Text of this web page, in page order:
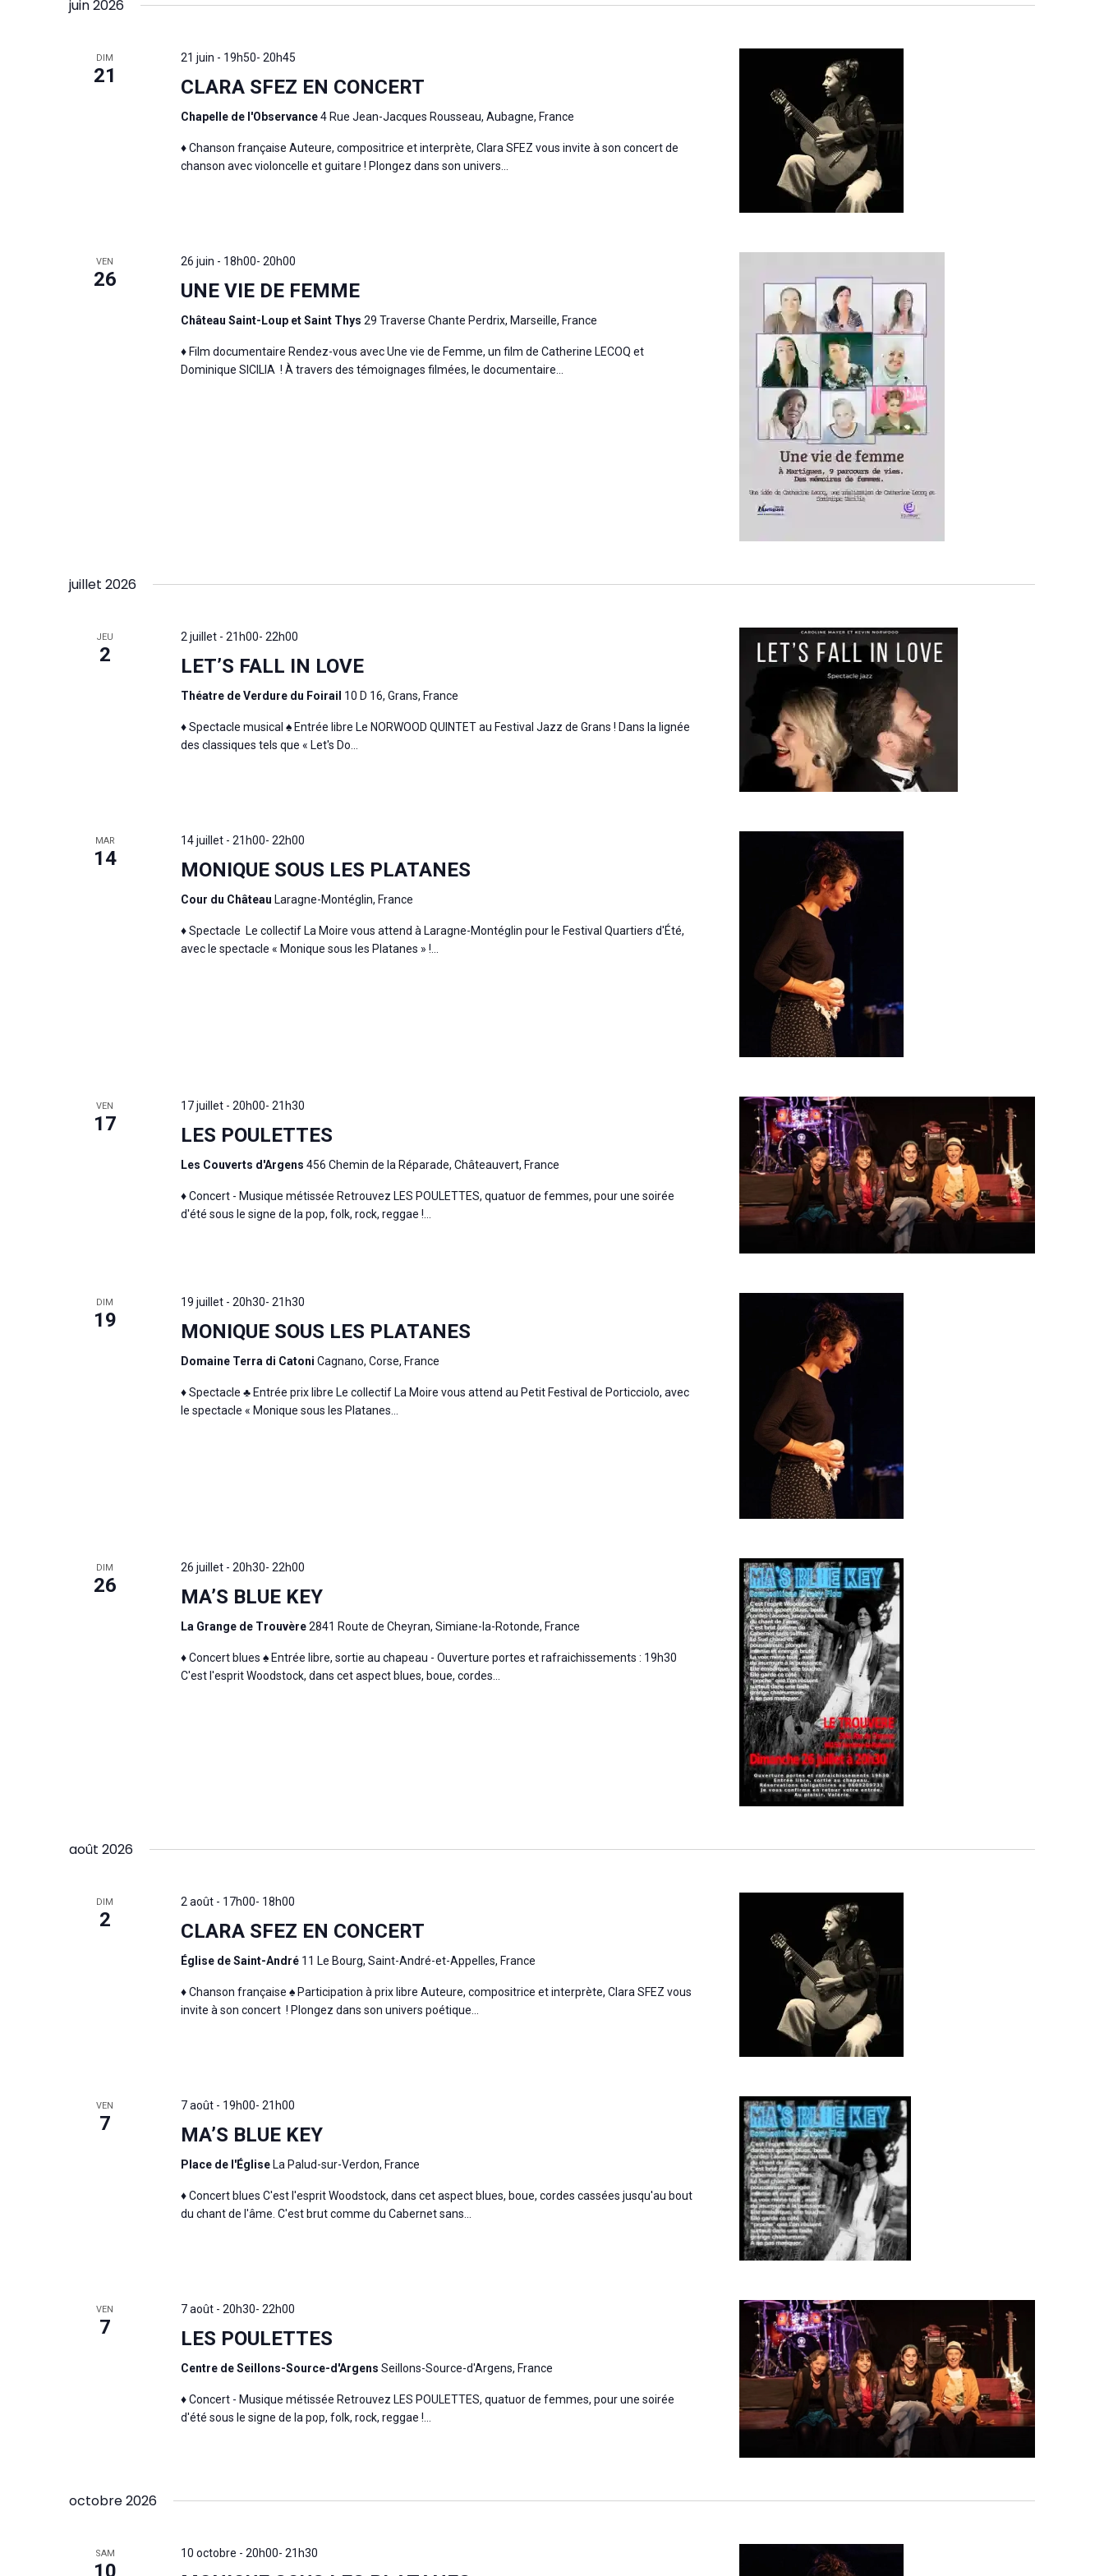
vues
Évènements
par
une
juin 2026
DIM
21
21 juin - 19h50- 20h45
CLARA SFEZ EN CONCERT
Chapelle de l'Observance4 Rue Jean-Jacques Rousseau, Aubagne, France
♦ Chanson française Auteure, compositrice et interprète, Clara SFEZ vous invite à son concert de
chanson avec violoncelle et guitare ! Plongez dans son univers...
VEN
26
26 juin - 18h00- 20h00
UNE VIE DE FEMME
Château Saint-Loup et Saint Thys 29 Traverse Chante Perdrix, Marseille, France
♦ Film documentaire Rendez-vous avec Une vie de Femme, un film de Catherine LECOQ et
Dominique SICILIA ! À travers des témoignages filmées, le documentaire...
juillet 2026
JEU
2
2 juillet - 21h00- 22h00
LET’S FALL IN LOVE
Théatre de Verdure du Foirail 10 D 16, Grans, France
♦ Spectacle musical ♠ Entrée libre Le NORWOOD QUINTET au Festival Jazz de Grans ! Dans la lignée
des classiques tels que « Let's Do...
MAR
14
14 juillet - 21h00- 22h00
MONIQUE SOUS LES PLATANES
Cour du Château Laragne-Montéglin, France
♦ Spectacle Le collectif La Moire vous attend à Laragne-Montéglin pour le Festival Quartiers d'Été,
avec le spectacle « Monique sous les Platanes » !...
VEN
17
17 juillet - 20h00- 21h30
LES POULETTES
Les Couverts d'Argens 456 Chemin de la Réparade, Châteauvert, France
♦ Concert - Musique métissée Retrouvez LES POULETTES, quatuor de femmes, pour une soirée
d'été sous le signe de la pop, folk, rock, reggae !...
DIM
19
19 juillet - 20h30- 21h30
MONIQUE SOUS LES PLATANES
Domaine Terra di Catoni Cagnano, Corse, France
♦ Spectacle ♣ Entrée prix libre Le collectif La Moire vous attend au Petit Festival de Porticciolo, avec
le spectacle « Monique sous les Platanes...
DIM
26
26 juillet - 20h30- 22h00
MA’S BLUE KEY
La Grange de Trouvère2841 Route de Cheyran, Simiane-la-Rotonde, France
♦ Concert blues ♠ Entrée libre, sortie au chapeau - Ouverture portes et rafraichissements : 19h30
C'est l'esprit Woodstock, dans cet aspect blues, boue, cordes...
août 2026
DIM
2
2 août - 17h00- 18h00
CLARA SFEZ EN CONCERT
Église de Saint-André 11 Le Bourg, Saint-André-et-Appelles, France
♦ Chanson française ♠ Participation à prix libre Auteure, compositrice et interprète, Clara SFEZ vous
invite à son concert ! Plongez dans son univers poétique...
VEN
7
7 août - 19h00- 21h00
MA’S BLUE KEY
Place de l'Église La Palud-sur-Verdon, France
♦ Concert blues C'est l'esprit Woodstock, dans cet aspect blues, boue, cordes cassées jusqu'au bout
du chant de l'âme. C'est brut comme du Cabernet sans...
VEN
7
7 août - 20h30- 22h00
LES POULETTES
Centre de Seillons-Source-d'Argens Seillons-Source-d'Argens, France
♦ Concert - Musique métissée Retrouvez LES POULETTES, quatuor de femmes, pour une soirée
d'été sous le signe de la pop, folk, rock, reggae !...
octobre 2026
SAM
10
10 octobre - 20h00- 21h30
Unit 345
T:+216 (0)40 3629 4753
E:hello@themenectar.com